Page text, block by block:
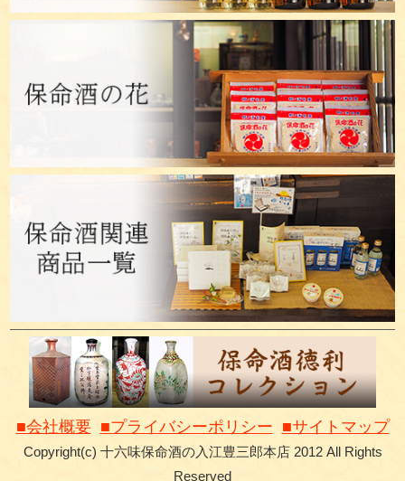
■会社概要 ■プライバシーポリシー ■サイトマップ
Copyright(c) 十六味保命酒の入江豊三郎本店 2012 All Rights
Reserved